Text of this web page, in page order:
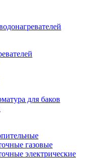
для баков
газовые
электрические